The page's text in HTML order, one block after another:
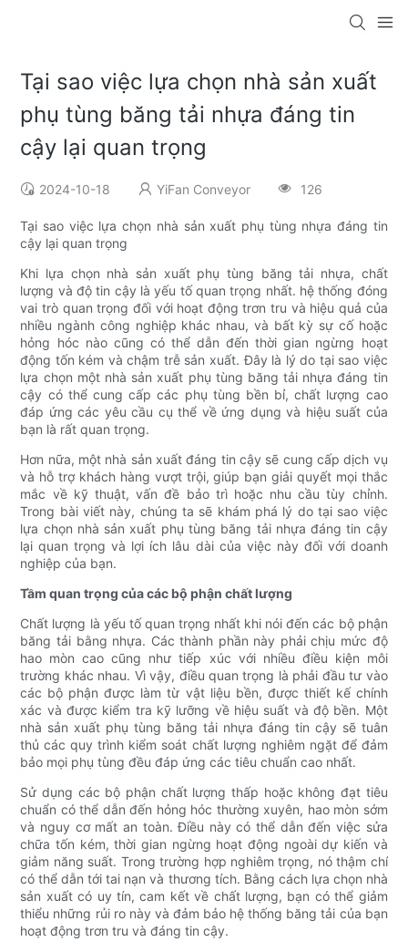
Tại sao việc lựa chọn nhà sản xuất
phụ tùng băng tải nhựa đáng tin
cậy lại quan trọng
2024-10-18 YiFan Conveyor 126
Tại sao việc lựa chọn nhà sản xuất phụ tùng nhựa đáng tin
cậy lại quan trọng
Khi lựa chọn nhà sản xuất phụ tùng băng tải nhựa, chất
lượng và độ tin cậy là yếu tố quan trọng nhất. hệ thống đóng
vai trò quan trọng đối với hoạt động trơn tru và hiệu quả của
nhiều ngành công nghiệp khác nhau, và bất kỳ sự cố hoặc
hỏng hóc nào cũng có thể dẫn đến thời gian ngừng hoạt
động tốn kém và chậm trễ sản xuất. Đây là lý do tại sao việc
lựa chọn một nhà sản xuất phụ tùng băng tải nhựa đáng tin
cậy có thể cung cấp các phụ tùng bền bỉ, chất lượng cao
đáp ứng các yêu cầu cụ thể về ứng dụng và hiệu suất của
bạn là rất quan trọng.
Hơn nữa, một nhà sản xuất đáng tin cậy sẽ cung cấp dịch vụ
và hỗ trợ khách hàng vượt trội, giúp bạn giải quyết mọi thắc
mắc về kỹ thuật, vấn đề bảo trì hoặc nhu cầu tùy chỉnh.
Trong bài viết này, chúng ta sẽ khám phá lý do tại sao việc
lựa chọn nhà sản xuất phụ tùng băng tải nhựa đáng tin cậy
lại quan trọng và lợi ích lâu dài của việc này đối với doanh
nghiệp của bạn.
Tầm quan trọng của các bộ phận chất lượng
Chất lượng là yếu tố quan trọng nhất khi nói đến các bộ phận
băng tải bằng nhựa. Các thành phần này phải chịu mức độ
hao mòn cao cũng như tiếp xúc với nhiều điều kiện môi
trường khác nhau. Vì vậy, điều quan trọng là phải đầu tư vào
các bộ phận được làm từ vật liệu bền, được thiết kế chính
xác và được kiểm tra kỹ lưỡng về hiệu suất và độ bền. Một
nhà sản xuất phụ tùng băng tải nhựa đáng tin cậy sẽ tuân
thủ các quy trình kiểm soát chất lượng nghiêm ngặt để đảm
bảo mọi phụ tùng đều đáp ứng các tiêu chuẩn cao nhất.
Sử dụng các bộ phận chất lượng thấp hoặc không đạt tiêu
chuẩn có thể dẫn đến hỏng hóc thường xuyên, hao mòn sớm
và nguy cơ mất an toàn. Điều này có thể dẫn đến việc sửa
chữa tốn kém, thời gian ngừng hoạt động ngoài dự kiến ​​và
giảm năng suất. Trong trường hợp nghiêm trọng, nó thậm chí
có thể dẫn tới tai nạn và thương tích. Bằng cách lựa chọn nhà
sản xuất có uy tín, cam kết về chất lượng, bạn có thể giảm
thiểu những rủi ro này và đảm bảo hệ thống băng tải của bạn
hoạt động trơn tru và đáng tin cậy.